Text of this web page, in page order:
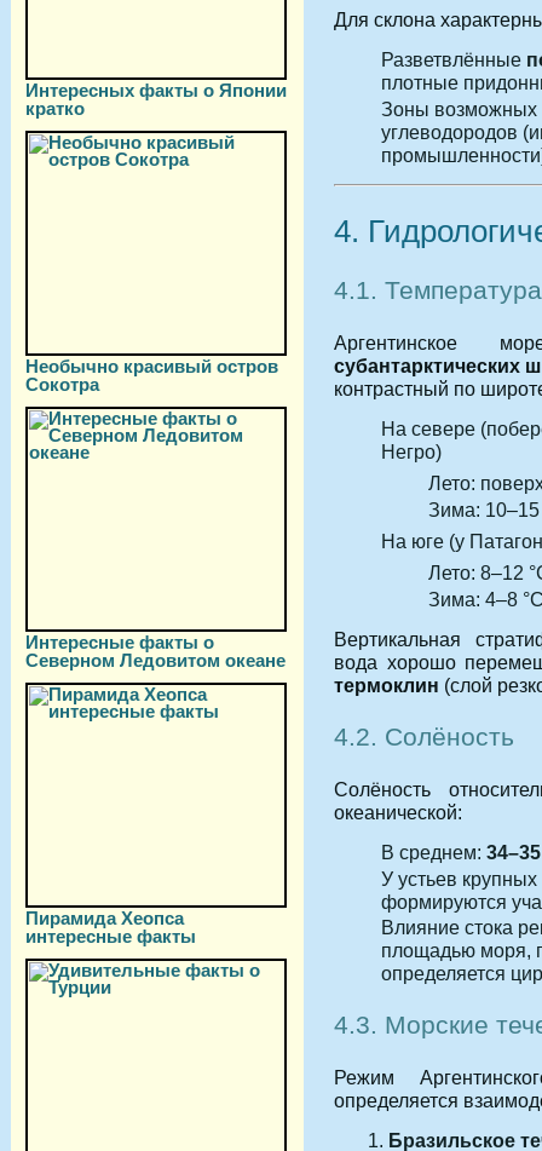
Интересных факты о Японии
кратко
Необычно красивый остров
Сокотра
Интересные факты о
Северном Ледовитом океане
Пирамида Хеопса
интересные факты
Для склона
Разветвлённые
плотные
Зоны возможных
углеводородов
4.
4.1.
субантарктических
контрастный по
На севере
Негро)
Лето:
Зима: 10–15
На юге (у
Лето: 8–12
Зима: 4–8
Вертикальная
вода хорошо
термоклин (слой
4.2. Солёность
Солёность
океанической:
В среднем:
У устьев
формируются
Влияние стока
площадью моря,
определяется
4.3. Морские
Режим
определяется
Бразильское